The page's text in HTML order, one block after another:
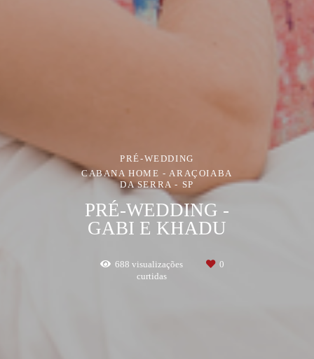
PRÉ-WEDDING
CABANA HOME - ARAÇOIABA
DA SERRA - SP
PRÉ-WEDDING -
GABI E KHADU
688 visualizações
0
curtidas